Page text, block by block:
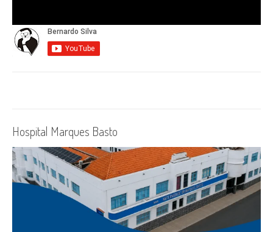
Hospital Marques Basto